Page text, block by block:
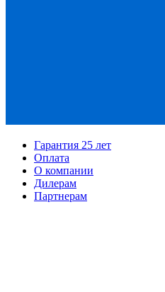
Гарантия 25 лет
Оплата
О компании
Дилерам
Партнерам